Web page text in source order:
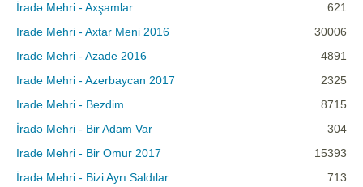
İradə Mehri - Axşamlar
621
Irade Mehri - Axtar Meni 2016
30006
Irade Mehri - Azade 2016
4891
Irade Mehri - Azerbaycan 2017
2325
Irade Mehri - Bezdim
8715
İradə Mehri - Bir Adam Var
304
Irade Mehri - Bir Omur 2017
15393
İradə Mehri - Bizi Ayrı Saldılar
713